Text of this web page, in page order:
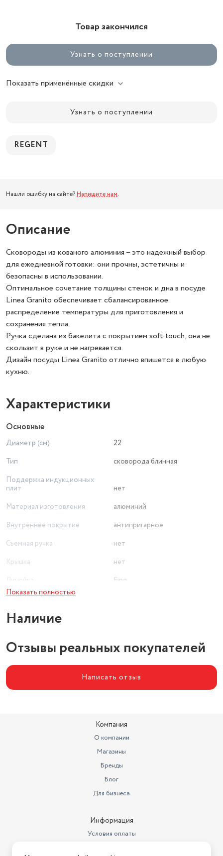
Товар закончился
Узнать о поступлении
Показать применённые скидки
Узнать о поступлении
REGENT
Нашли ошибку на сайте? Напишите нам.
Описание
Сковороды из кованого алюминия – это надежный выбор
для ежедневной готовки: они прочны, эстетичны и
безопасны в использовании.
Оптимальное сочетание толщины стенок и дна в посуде
Linea Granito обеспечивает сбалансированное
распределение температуры для приготовления и
сохранения тепла.
Ручка сделана из бакелита с покрытием soft-touch, она не
скользит в руке и не нагревается.
Дизайн посуды Linea Granito отлично впишется в любую
кухню.
Характеристики
Основные
Диаметр (см)
22
Тип
сковорода блинная
Поддержка индукционных
плит
нет
Материал изготовления
алюминий
Внутреннее покрытие
антипригарное
Съемная ручка
нет
Крышка
нет
Fino
Толщина дна
Показать полностью
Наличие
Отзывы реальных покупателей
Написать отзыв
Компания
О компании
Магазины
Бренды
Блог
Для бизнеса
Информация
Условия оплаты